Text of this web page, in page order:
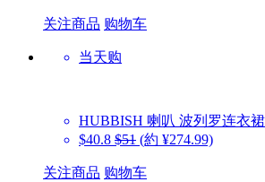
关注商品 购物车
当天购
HUBBISH 喇叭 波列罗连衣
$40.8 $51 (約 ¥274.99)
关注商品 购物车